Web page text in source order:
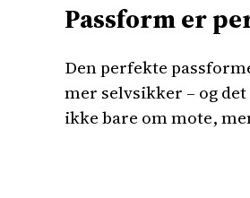
Passform er
Den perfekte
mer selvsikker – og
ikke bare om mote,